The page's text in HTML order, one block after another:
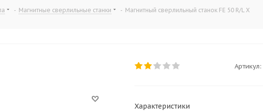
- Магнитные сверлильные станки - Магнитный сверлильный станок FE 50 R/L X
Артикул:
Характеристики